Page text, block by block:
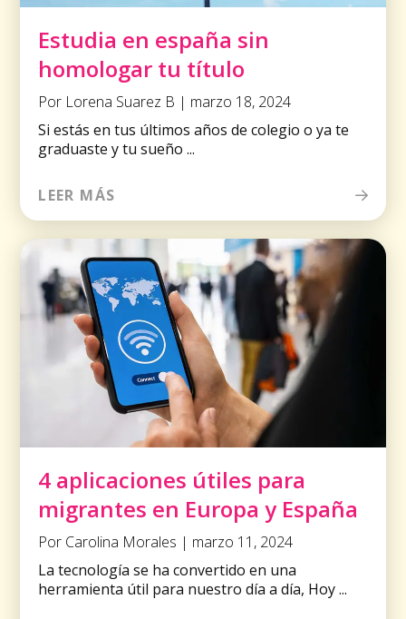
Estudia en españa sin
homologar tu título
Por Lorena Suarez B | marzo 18, 2024
Si estás en tus últimos años de colegio o ya te
graduaste y tu sueño ...
LEER MÁS
4 aplicaciones útiles para
migrantes en Europa y España
Por Carolina Morales | marzo 11, 2024
La tecnología se ha convertido en una
herramienta útil para nuestro día a día, Hoy ...